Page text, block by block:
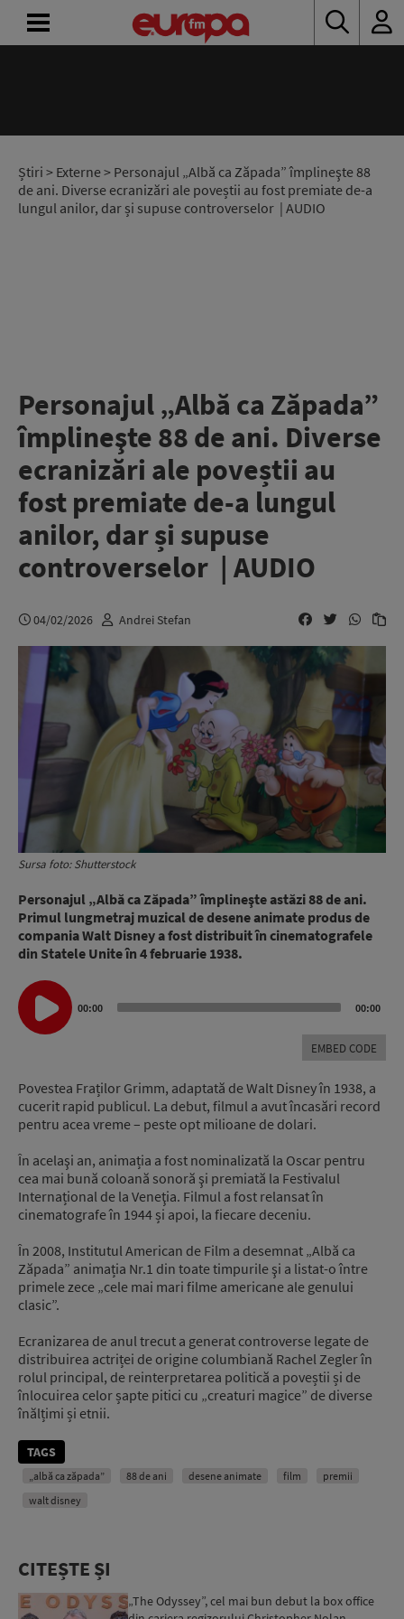
Știri > Externe> Personajul „Albă ca Zăpada” împlineşte 88
de ani. Diverse ecranizări ale poveștii au fost premiate de-a
lungul anilor, dar și supuse controverselor | AUDIO
Personajul „Albă ca Zăpada”
împlineşte 88 de ani. Diverse
ecranizări ale poveștii au
fost premiate de-a lungul
anilor, dar și supuse
controverselor | AUDIO
04/02/2026 Andrei Stefan
Sursa foto: Shutterstock
Personajul „Albă ca Zăpada” împlineşte astăzi 88 de ani.
Primul lungmetraj muzical de desene animate produs de
compania Walt Disney a fost distribuit în cinematografele
din Statele Unite în 4 februarie 1938.
Audio
Player
00:00 00:00
EMBED CODE
Povestea Fraților Grimm, adaptată de Walt Disney în 1938, a
cucerit rapid publicul. La debut, filmul a avut încasări record
pentru acea vreme – peste opt milioane de dolari.
În acelaşi an, animația a fost nominalizată la Oscar pentru
cea mai bună coloană sonoră şi premiată la Festivalul
Internațional de la Veneţia. Filmul a fost relansat în
cinematografe în 1944 și apoi, la fiecare deceniu.
În 2008, Institutul American de Film a desemnat „Albă ca
Zăpada” animația Nr.1 din toate timpurile şi a listat-o între
primele zece „cele mai mari filme americane ale genului
clasic”.
Ecranizarea de anul trecut a generat controverse legate de
distribuirea actriței de origine columbiană Rachel Zegler în
rolul principal, de reinterpretarea politică a poveștii și de
înlocuirea celor șapte pitici cu „creaturi magice” de diverse
înălțimi și etnii.
TAGS
„albă ca zăpada” 88 de ani desene animate film
premii
walt disney
CITEȘTE ȘI
„The Odyssey”, cel mai bun debut la box office
RADIO
CONCURSURI